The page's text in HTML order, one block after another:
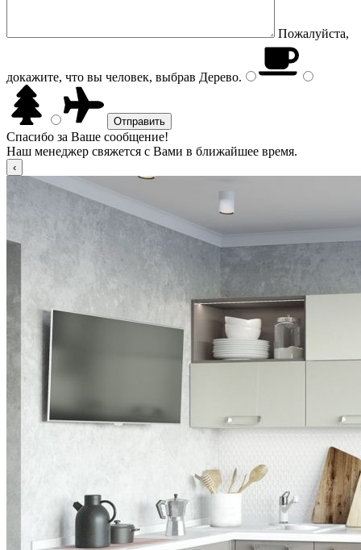
Пожалуйста,
докажите, что вы человек, выбрав Дерево.
Спасибо за Ваше сообщение!
Наш менеджер свяжется с Вами в ближайшее время.